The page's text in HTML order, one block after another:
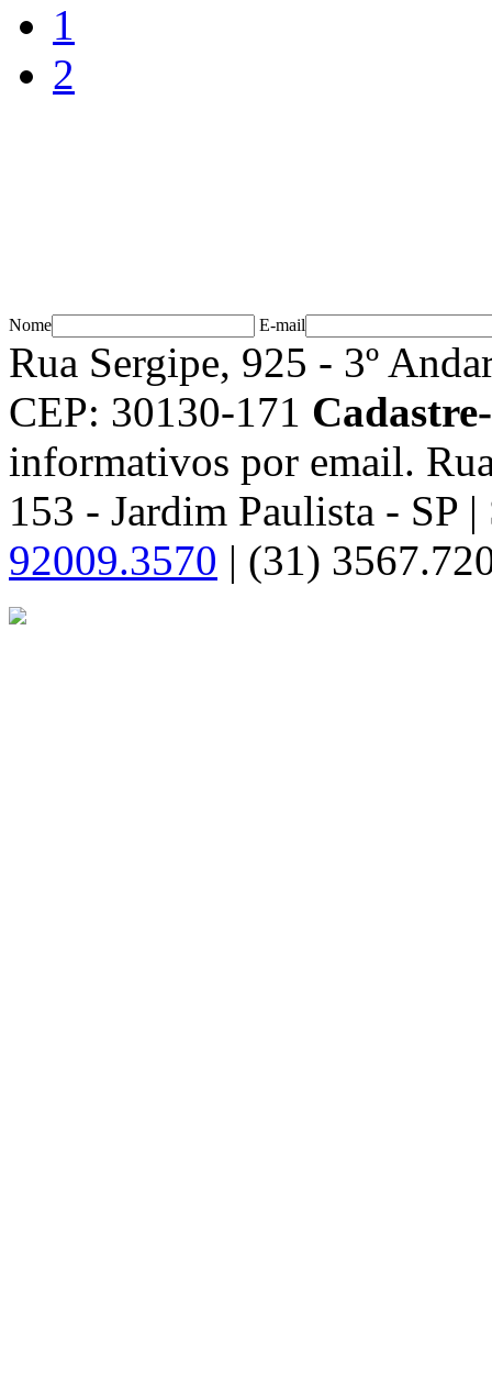
1
2
Nome E-mail
Rua Sergipe, 925 - 3º
CEP: 30130-171
informativos por email.
153 - Jardim Paulista - SP
92009.3570 | (31)